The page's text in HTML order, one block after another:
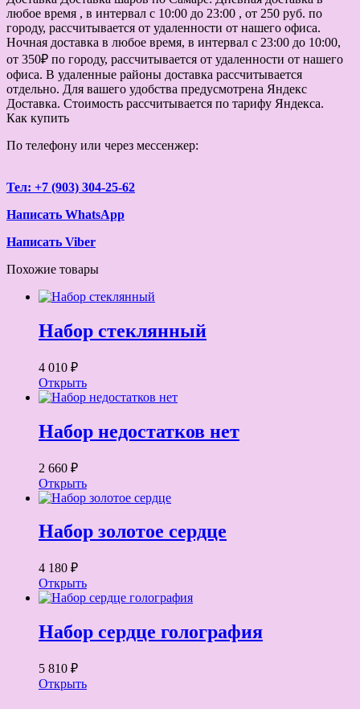
любое время , в интервал с 10:00 до 23:00 , от 250 руб. по
городу, рассчитывается от удаленности от нашего офиса.
Ночная доставка в любое время, в интервал с 23:00 до 10:00,
от 350₽ по городу, рассчитывается от удаленности от нашего
офиса. В удаленные районы доставка рассчитывается
отдельно. Для вашего удобства предусмотрена Яндекс
Доставка. Стоимость рассчитывается по тарифу Яндекса.
Как купить
По телефону или через мессенжер:
Тел: +7 (903) 304-25-62
Написать WhatsApp
Написать Viber
Похожие товары
Набор стеклянный
4 010 ₽
Открыть
Набор недостатков нет
2 660 ₽
Открыть
Набор золотое сердце
4 180 ₽
Открыть
Набор сердце голография
5 810 ₽
Открыть